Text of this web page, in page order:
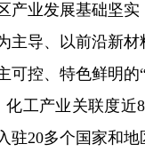
产业发展基础坚
主导、以前沿新
可控、特色鲜明的
工产业关联度
驻20多个国家和